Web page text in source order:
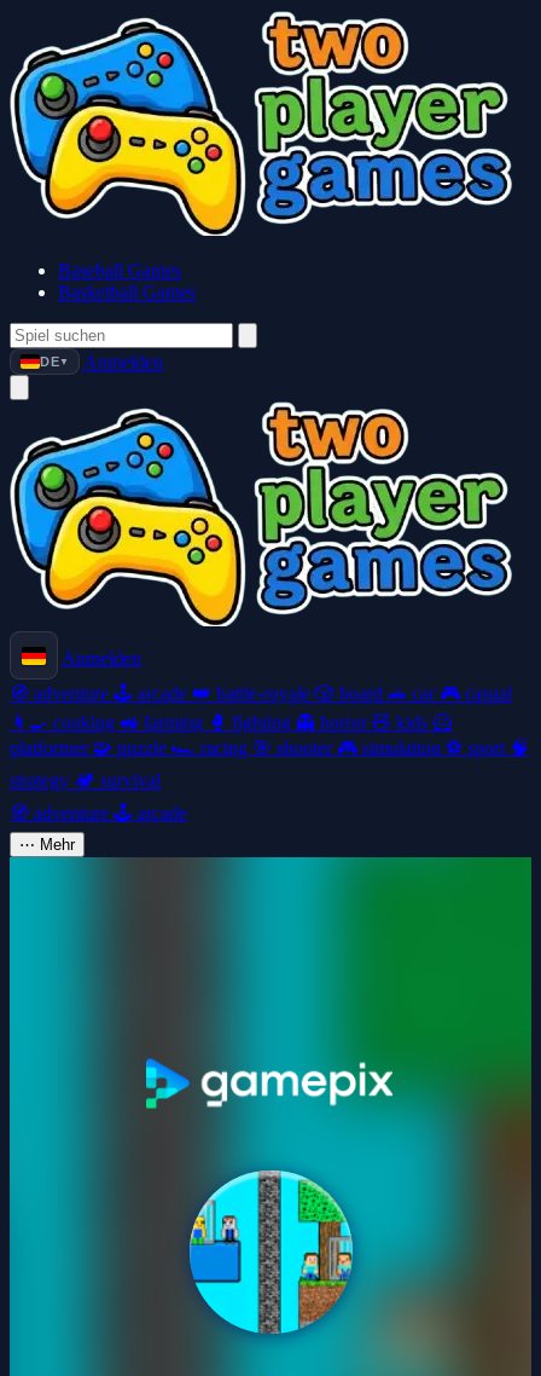
Baseball Games
Basketball Games
DE ▼ Anmelden
Anmelden
🧭 adventure 🕹️ arcade 👑 battle-royale 🎲 board 🚗 car 🎮 casual
👩‍🍳 cooking 🚜 farming 🥊 fighting 👻 horror🧸 kids 🦸
platformer 🧩 puzzle 🏎️ racing 🎯 shooter 🎮 simulation ⚽ sport 🧠
strategy 🏕️ survival
🧭 adventure 🕹️ arcade
⋯ Mehr